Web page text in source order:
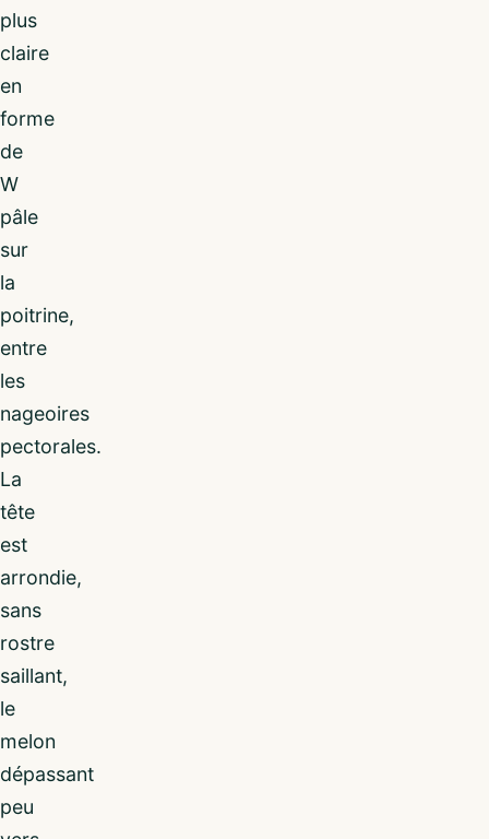
plus
claire
en
forme
de
W
pâle
sur
la
poitrine,
entre
les
nageoires
pectorales.
La
tête
est
arrondie,
sans
rostre
saillant,
le
melon
dépassant
peu